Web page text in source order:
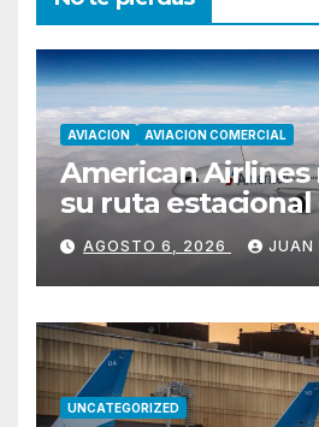
AVIACION AVIACION COMERCIAL
American Airlines
su ruta
Miami y
vuelos diarios
AGOSTO 6, 2026 JUAN
UNCATEGORIZED